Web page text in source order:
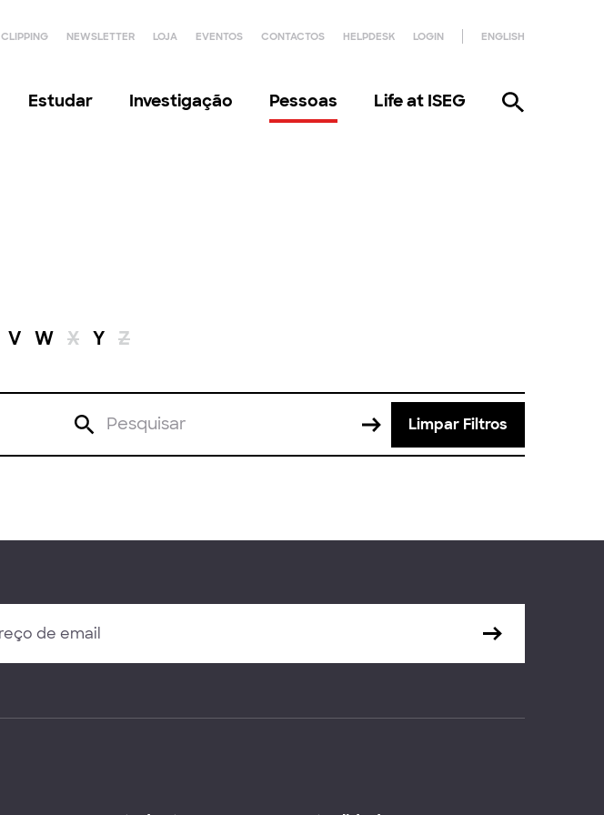
CLIPPING NEWSLETTER LOJA EVENTOS CONTACTOS HELPDESK LOGIN ENGLISH
Estudar Investigação Pessoas Life at ISEG
V W X Y Z
Limpar Filtros